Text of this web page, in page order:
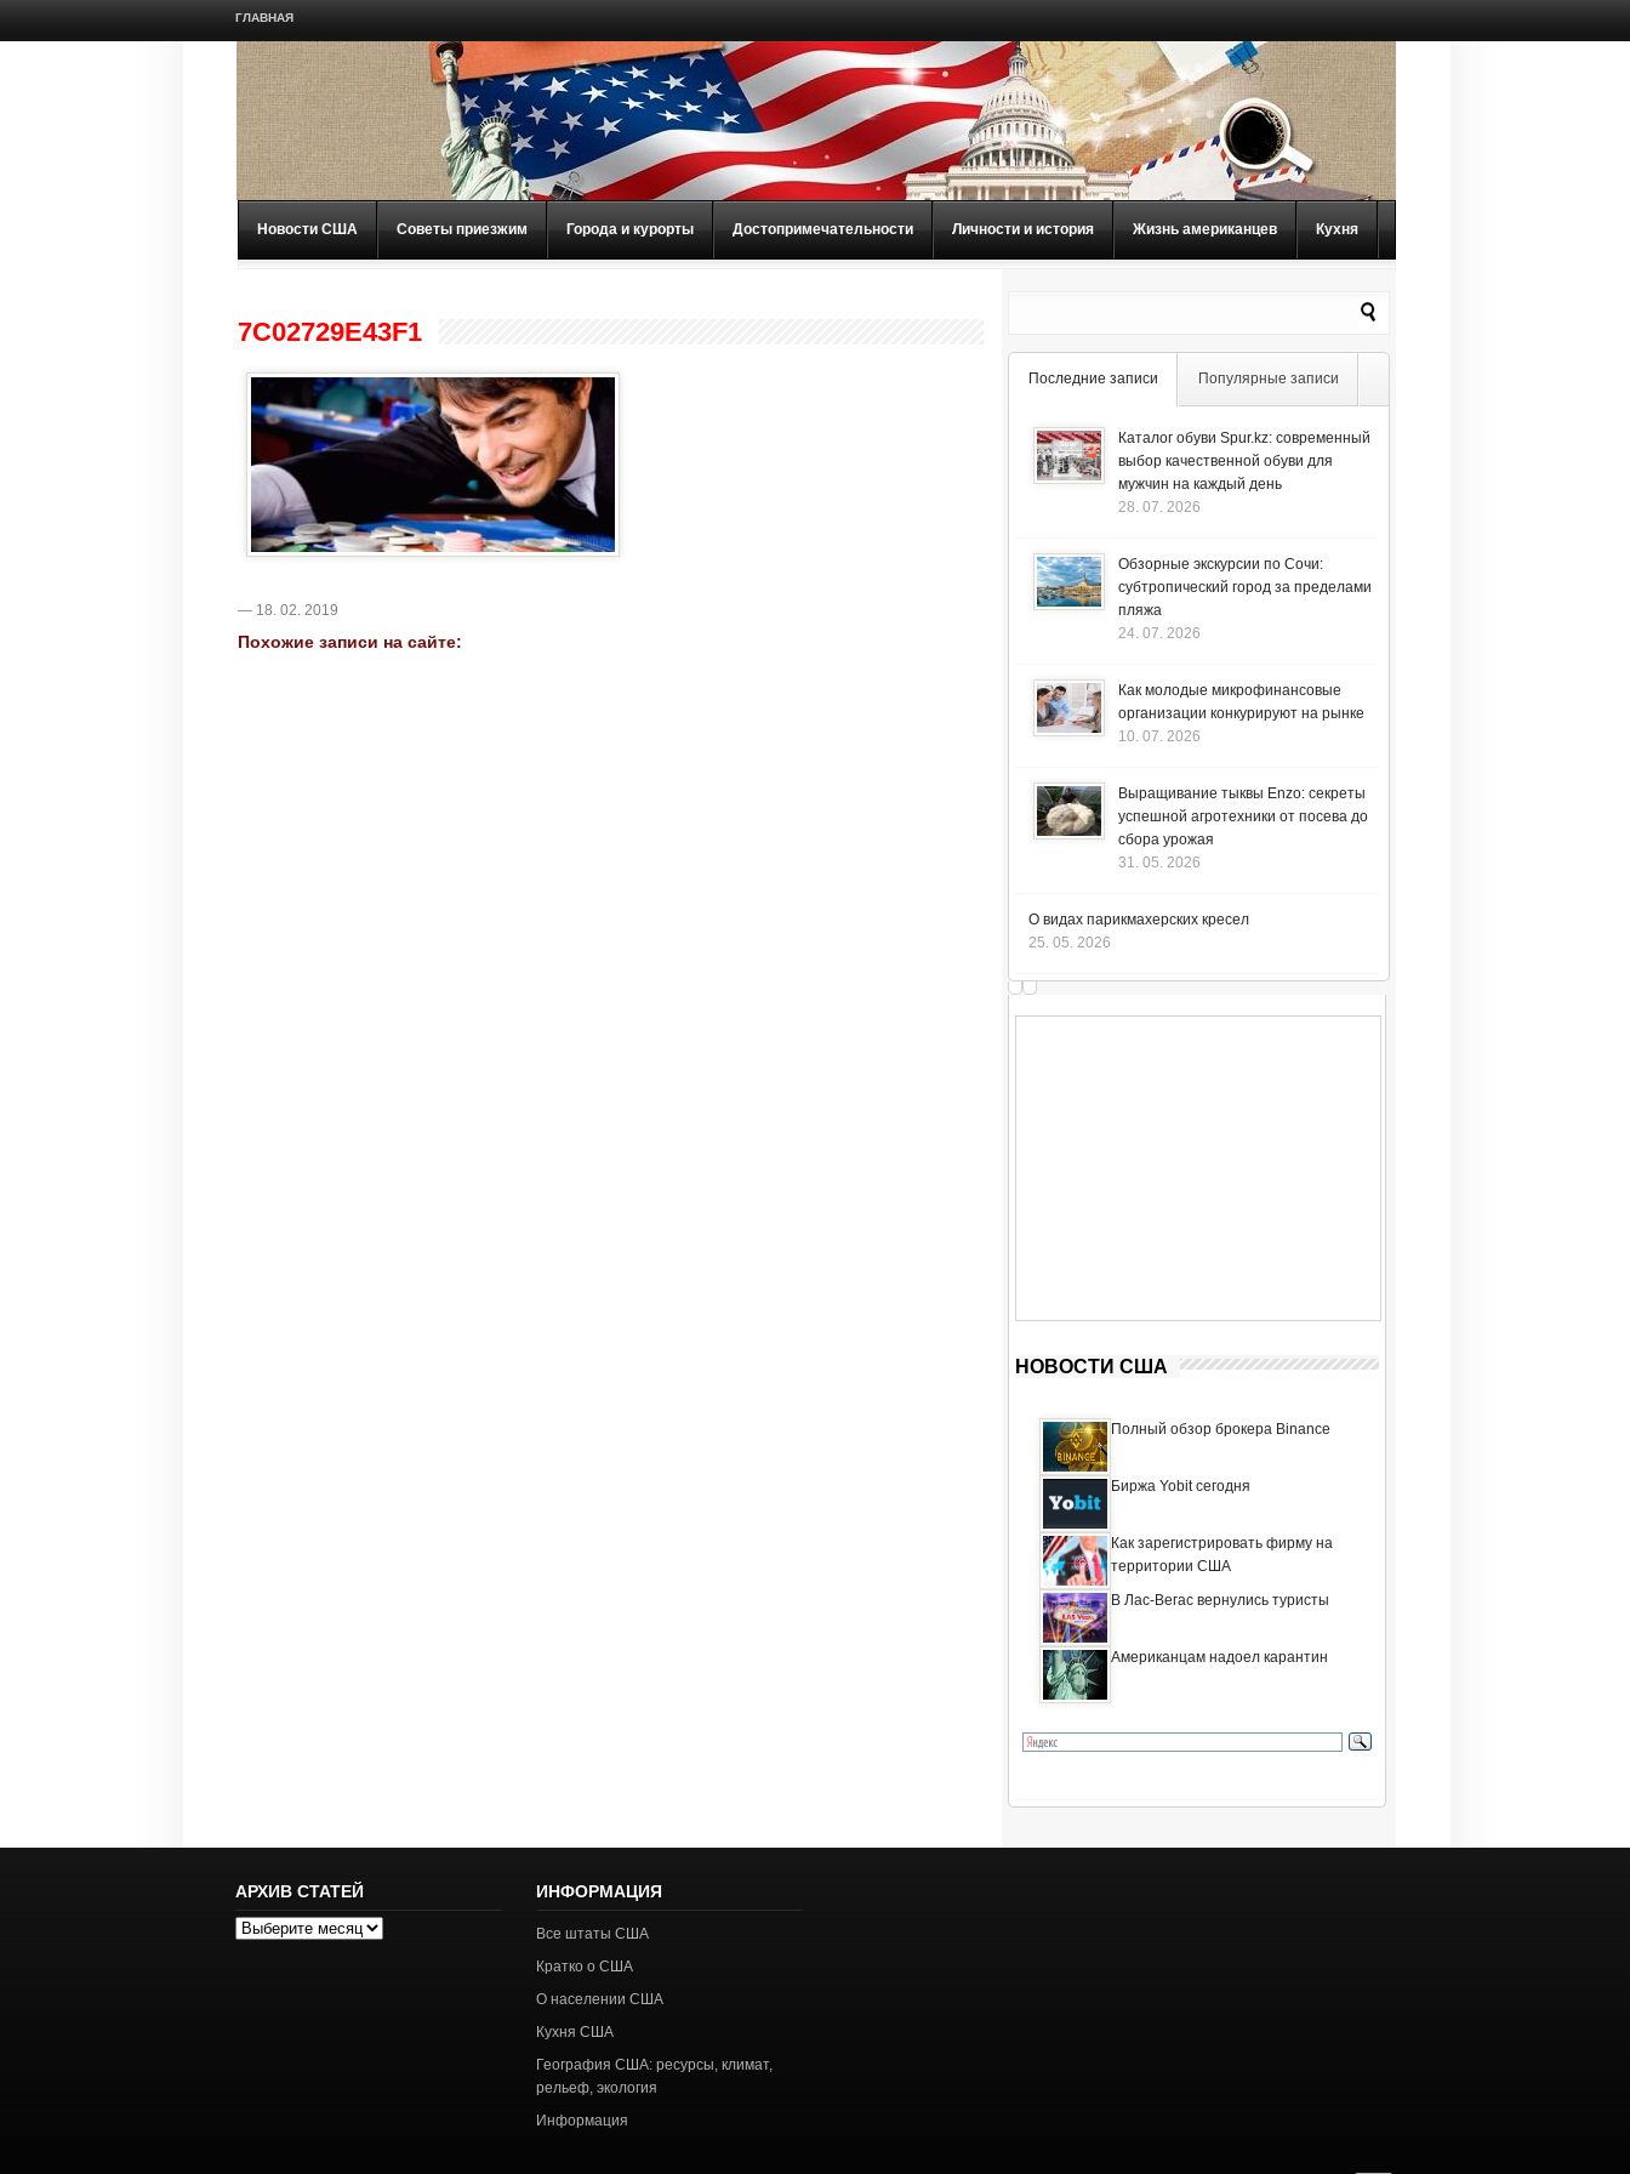
ГЛАВНАЯ
Новости США Советы приезжим Города и курорты Достопримечательности Личности и история Жизнь американцев Кухня
7C02729E43F1
— 18. 02. 2019
Похожие записи на сайте:
Последние записи Популярные записи
Каталог обуви Spur.kz: современный
выбор качественной обуви для
мужчин на каждый день
28. 07. 2026
Обзорные экскурсии по Сочи:
субтропический город за пределами
пляжа
24. 07. 2026
Как молодые микрофинансовые
организации конкурируют на рынке
10. 07. 2026
Выращивание тыквы Enzo: секреты
успешной агротехники от посева до
сбора урожая
31. 05. 2026
О видах парикмахерских кресел
25. 05. 2026
НОВОСТИ США
Полный обзор брокера Binance
Биржа Yobit сегодня
Как зарегистрировать фирму на
территории США
В Лас-Вегас вернулись туристы
Американцам надоел карантин
АРХИВ СТАТЕЙ
Архив
ИНФОРМАЦИЯ
Все штаты США
Кратко о США
О населении США
Кухня США
География США: ресурсы, климат,
рельеф, экология
Информация